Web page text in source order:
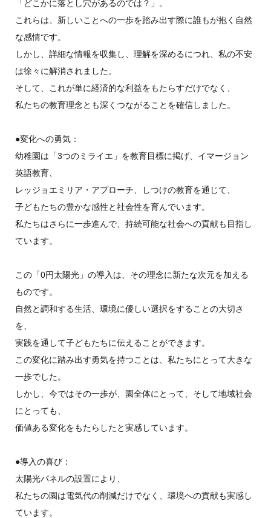
「どこかに落とし穴があるのでは？」。
これらは、新しいことへの一歩を踏み出す際に誰もが抱く自然
な感情です。
しかし、詳細な情報を収集し、理解を深めるにつれ、私の不安
は徐々に解消されました。
そして、これが単に経済的な利益をもたらすだけでなく、
私たちの教育理念とも深くつながることを確信しました。
●変化への勇気：
幼稚園は「3つのミライエ」を教育目標に掲げ、イマージョン
英語教育、
レッジョエミリア・アプローチ、しつけの教育を通じて、
子どもたちの豊かな感性と社会性を育んでいます。
私たちはさらに一歩進んで、持続可能な社会への貢献も目指し
ています。
この「0円太陽光」の導入は、その理念に新たな次元を加える
ものです。
自然と調和する生活、環境に優しい選択をすることの大切さ
を、
実践を通して子どもたちに伝えることができます。
この変化に踏み出す勇気を持つことは、私たちにとって大きな
一歩でした。
しかし、今ではその一歩が、園全体にとって、そして地域社会
にとっても、
価値ある変化をもたらしたと実感しています。
●導入の喜び：
太陽光パネルの設置により、
私たちの園は電気代の削減だけでなく、環境への貢献も実感し
ています。